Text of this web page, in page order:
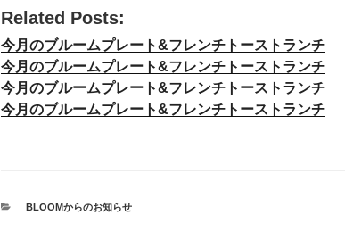
Related Posts:
今月のブルームプレート&フレンチトーストランチ
今月のブルームプレート&フレンチトーストランチ
今月のブルームプレート&フレンチトーストランチ
今月のブルームプレート&フレンチトーストランチ
カ
BLOOMからのお知らせ